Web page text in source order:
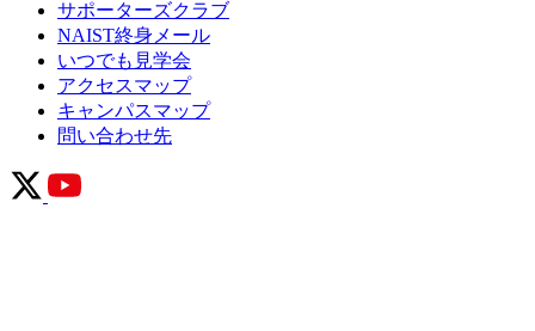
サポーターズクラブ
NAIST終身メール
いつでも見学会
アクセスマップ
キャンパスマップ
問い合わせ先